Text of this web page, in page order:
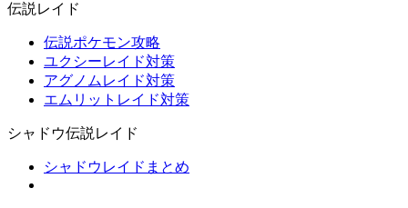
伝説レイド
伝説ポケモン攻略
ユクシーレイド対策
アグノムレイド対策
エムリットレイド対策
シャドウ伝説レイド
シャドウレイドまとめ